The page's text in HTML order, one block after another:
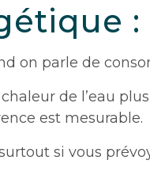
on parle de
de l’eau
est mesurable.
si vous